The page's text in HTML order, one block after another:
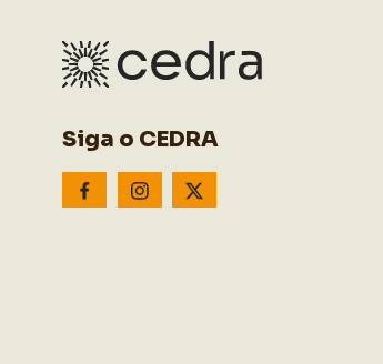
Siga o CEDRA